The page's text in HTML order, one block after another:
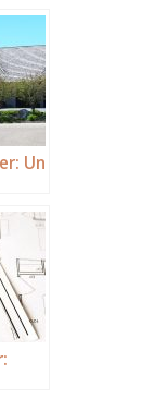
des
Un